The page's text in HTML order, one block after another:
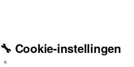
🔧 Cookie-instellingen
×